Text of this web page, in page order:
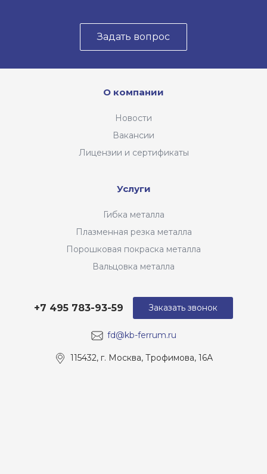
Задать вопрос
О компании
Новости
Вакансии
Лицензии и сертификаты
Услуги
Гибка металла
Плазменная резка металла
Порошковая покраска металла
Вальцовка металла
fd@kb-ferrum.ru
+7 495 783-93-59
115432, г. Москва, Трофимова, 16А
Заказать звонок